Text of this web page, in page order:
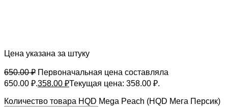
Цена указана за штуку
650.00₽ Первоначальная цена составляла
650.00 ₽.358.00 ₽Текущая цена: 358.00 ₽.
Количество товара HQD Mega Peach (HQD Мега Персик)